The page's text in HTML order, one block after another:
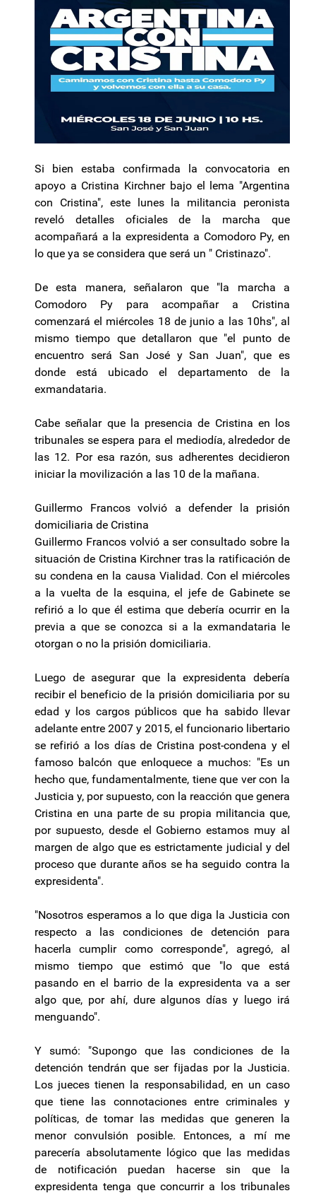
Si bien estaba confirmada la convocatoria en
apoyo a Cristina Kirchner bajo el lema "Argentina
con Cristina", este lunes la militancia peronista
reveló detalles oficiales de la marcha que
acompañará a la expresidenta a Comodoro Py, en
lo que ya se considera que será un " Cristinazo".
De esta manera, señalaron que "la marcha a
Comodoro Py para acompañar a Cristina
comenzará el miércoles 18 de junio a las 10hs", al
mismo tiempo que detallaron que "el punto de
encuentro será San José y San Juan", que es
donde está ubicado el departamento de la
exmandataria.
Cabe señalar que la presencia de Cristina en los
tribunales se espera para el mediodía, alrededor de
las 12. Por esa razón, sus adherentes decidieron
iniciar la movilización a las 10 de la mañana.
Guillermo Francos volvió a defender la prisión
domiciliaria de Cristina
Guillermo Francos volvió a ser consultado sobre la
situación de Cristina Kirchner tras la ratificación de
su condena en la causa Vialidad. Con el miércoles
a la vuelta de la esquina, el jefe de Gabinete se
refirió a lo que él estima que debería ocurrir en la
previa a que se conozca si a la exmandataria le
otorgan o no la prisión domiciliaria.
Luego de asegurar que la expresidenta debería
recibir el beneficio de la prisión domiciliaria por su
edad y los cargos públicos que ha sabido llevar
adelante entre 2007 y 2015, el funcionario libertario
se refirió a los días de Cristina post-condena y el
famoso balcón que enloquece a muchos: "Es un
hecho que, fundamentalmente, tiene que ver con la
Justicia y, por supuesto, con la reacción que genera
Cristina en una parte de su propia militancia que,
por supuesto, desde el Gobierno estamos muy al
margen de algo que es estrictamente judicial y del
proceso que durante años se ha seguido contra la
expresidenta".
"Nosotros esperamos a lo que diga la Justicia con
respecto a las condiciones de detención para
hacerla cumplir como corresponde", agregó, al
mismo tiempo que estimó que "lo que está
pasando en el barrio de la expresidenta va a ser
algo que, por ahí, dure algunos días y luego irá
menguando".
Y sumó: "Supongo que las condiciones de la
detención tendrán que ser fijadas por la Justicia.
Los jueces tienen la responsabilidad, en un caso
que tiene las connotaciones entre criminales y
políticas, de tomar las medidas que generen la
menor convulsión posible. Entonces, a mí me
parecería absolutamente lógico que las medidas
de notificación puedan hacerse sin que la
expresidenta tenga que concurrir a los tribunales